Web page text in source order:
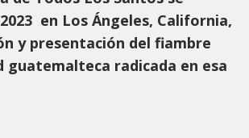
en Los Ángeles, California,
y presentación del fiambre
radicada en esa